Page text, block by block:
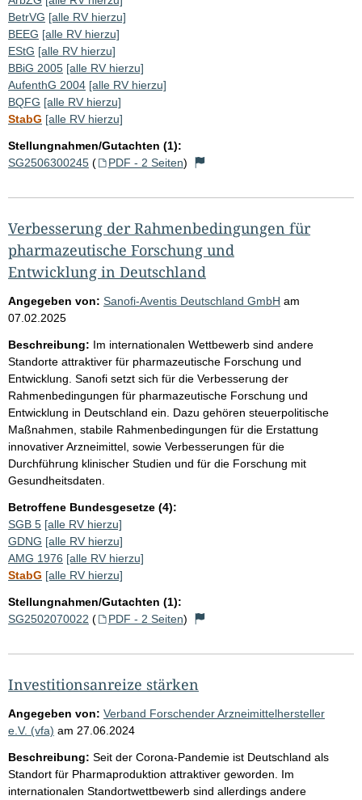
BetrVG [alle RV hierzu]
BEEG [alle RV hierzu]
EStG [alle RV hierzu]
BBiG 2005 [alle RV hierzu]
AufenthG 2004 [alle RV hierzu]
BQFG [alle RV hierzu]
StabG [alle RV hierzu]
Stellungnahmen/Gutachten (1):
SG2506300245 ( PDF - 2 Seiten)
Verbesserung der Rahmenbedingungen für
pharmazeutische Forschung und
Entwicklung in Deutschland
Angegeben von: Sanofi-Aventis Deutschland GmbH am
07.02.2025
Beschreibung: Im internationalen Wettbewerb sind andere
Standorte attraktiver für pharmazeutische Forschung und
Entwicklung. Sanofi setzt sich für die Verbesserung der
Rahmenbedingungen für pharmazeutische Forschung und
Entwicklung in Deutschland ein. Dazu gehören steuerpolitische
Maßnahmen, stabile Rahmenbedingungen für die Erstattung
innovativer Arzneimittel, sowie Verbesserungen für die
Durchführung klinischer Studien und für die Forschung mit
Gesundheitsdaten.
Betroffene Bundesgesetze (4):
SGB 5 [alle RV hierzu]
GDNG [alle RV hierzu]
AMG 1976 [alle RV hierzu]
StabG [alle RV hierzu]
Stellungnahmen/Gutachten (1):
SG2502070022 ( PDF - 2 Seiten)
Investitionsanreize stärken
Angegeben von: Verband Forschender Arzneimittelhersteller
e.V. (vfa) am 27.06.2024
Beschreibung: Seit der Corona-Pandemie ist Deutschland als
Standort für Pharmaproduktion attraktiver geworden. Im
internationalen Standortwettbewerb sind allerdings andere